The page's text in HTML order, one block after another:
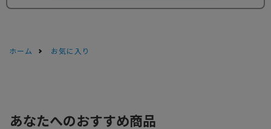
ホーム お気に入り